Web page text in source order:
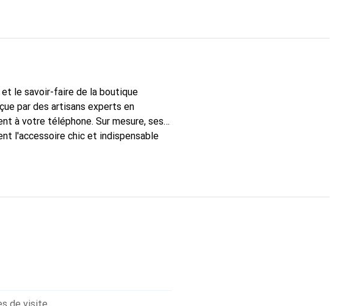
le savoir-faire de la boutique
par des artisans experts en
à votre téléphone. Sur mesure, ses
l'accessoire chic et indispensable